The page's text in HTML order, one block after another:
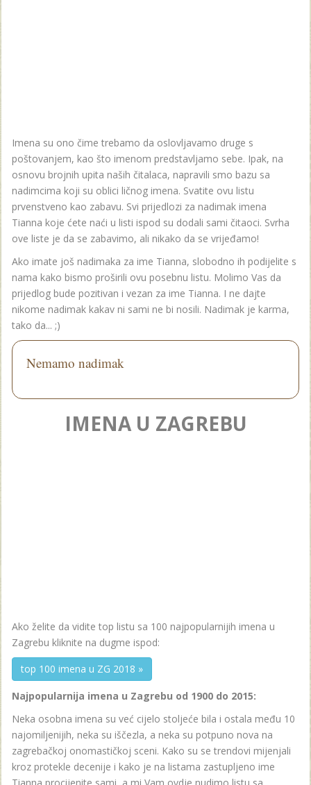
Imena su ono čime trebamo da oslovljavamo druge s
poštovanjem, kao što imenom predstavljamo sebe. Ipak, na
osnovu brojnih upita naših čitalaca, napravili smo bazu sa
nadimcima koji su oblici ličnog imena. Svatite ovu listu
prvenstveno kao zabavu. Svi prijedlozi za nadimak imena
Tianna koje ćete naći u listi ispod su dodali sami čitaoci. Svrha
ove liste je da se zabavimo, ali nikako da se vrijeđamo!
Ako imate još nadimaka za ime Tianna, slobodno ih podijelite s
nama kako bismo proširili ovu posebnu listu. Molimo Vas da
prijedlog bude pozitivan i vezan za ime Tianna. I ne dajte
nikome nadimak kakav ni sami ne bi nosili. Nadimak je karma,
tako da... ;)
Nemamo nadimak
IMENA U ZAGREBU
Ako želite da vidite top listu sa 100 najpopularnijih imena u
Zagrebu kliknite na dugme ispod:
top 100 imena u ZG 2018 »
Najpopularnija imena u Zagrebu od 1900 do 2015:
Neka osobna imena su već cijelo stoljeće bila i ostala među 10
najomiljenijih, neka su iščezla, a neka su potpuno nova na
zagrebačkoj onomastičkoj sceni. Kako su se trendovi mijenjali
kroz protekle decenije i kako je na listama zastupljeno ime
Tianna procijenite sami, a mi Vam ovdje nudimo listu sa